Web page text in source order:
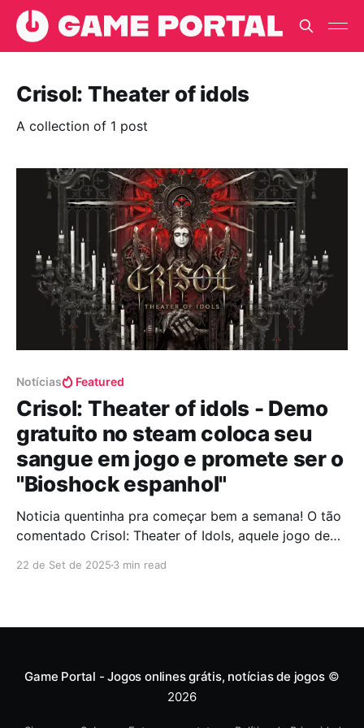
Crisol: Theater of idols
A collection of 1 post
Notícias Featured
Crisol: Theater of idols - Demo
gratuito no steam coloca seu
sangue em jogo e promete ser o
"Bioshock espanhol"
Noticia quentinha pra começar bem a semana! O tão
comentado Crisol: Theater of Idols, aquele jogo de
22 de Set de 2025 3 min read
Game Portal - Jogos onlines grátis, notícias de jogos©
2026